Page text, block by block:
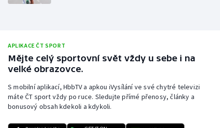
Ragby
Rychlobruslení
Rychlostní kanoistika
APLIKACE ČT SPORT
Mějte celý sportovní svět vždy u sebe i na
velké obrazovce.
S mobilní aplikací, HbbTV a apkou iVysílání ve své chytré televizi
máte ČT sport vždy po ruce. Sledujte přímé přenosy, články a
bonusový obsah kdekoli a kdykoli.